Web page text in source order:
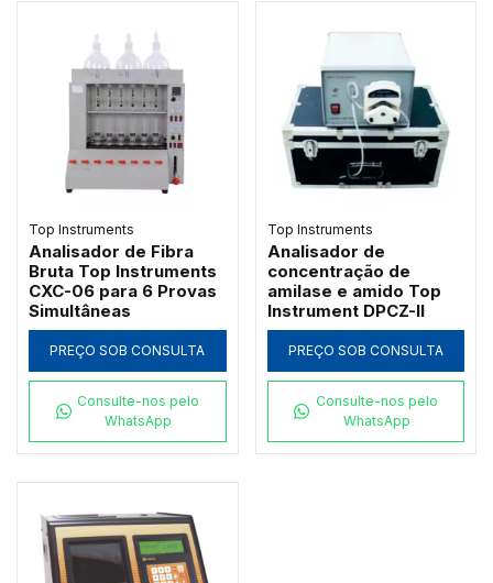
Top Instruments
Analisador de Fibra
Bruta Top Instruments
CXC-06 para 6 Provas
Simultâneas
PREÇO SOB CONSULTA
Consulte-nos pelo
WhatsApp
Top Instruments
Analisador de
concentração de
amilase e amido Top
Instrument DPCZ-II
PREÇO SOB CONSULTA
Consulte-nos pelo
WhatsApp